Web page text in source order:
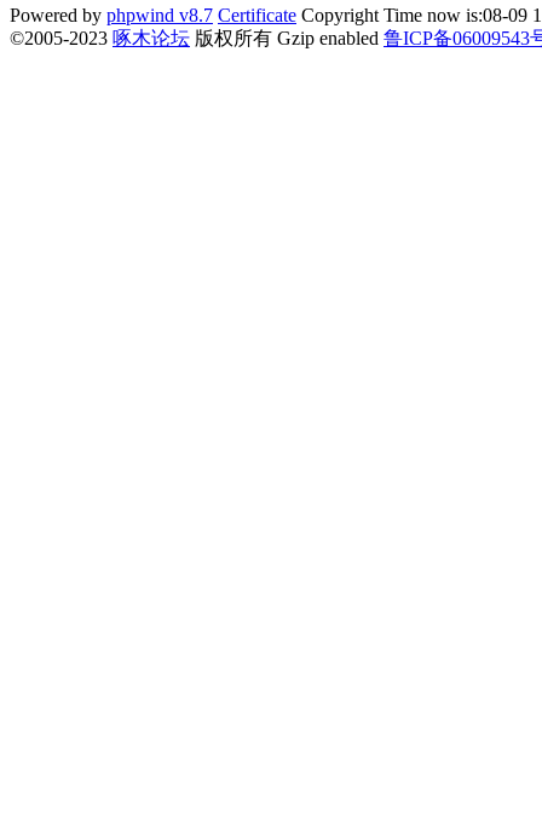
Powered by phpwind v8.7 Certificate Copyright Time now is:08-09
©2005-2023 啄木论坛 版权所有 Gzip enabled 鲁ICP备06009543